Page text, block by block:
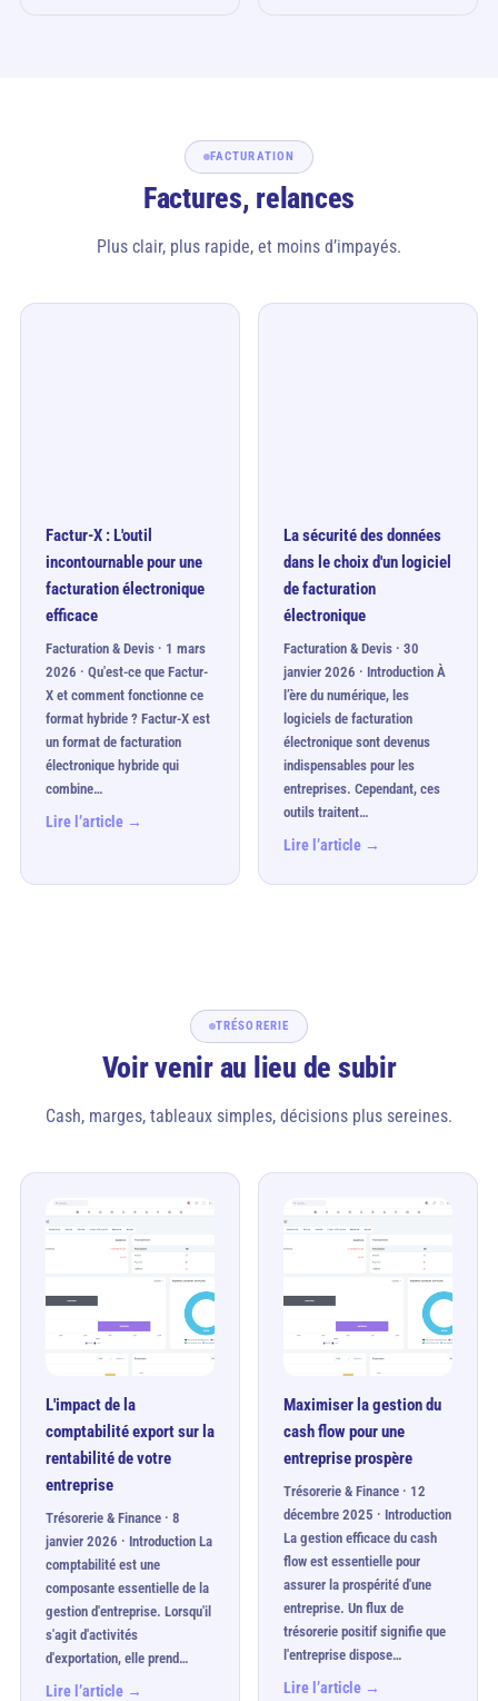
FACTURATION
Factures, relances
Plus clair, plus rapide, et moins d’impayés.
Factur-X : L'outil
incontournable pour une
facturation électronique
efficace
Facturation & Devis · 1 mars
2026 · Qu'est-ce que Factur-
X et comment fonctionne ce
format hybride ? Factur-X est
un format de facturation
électronique hybride qui
combine…
Lire l’article →
La sécurité des données
dans le choix d'un logiciel
de facturation
électronique
Facturation & Devis · 30
janvier 2026 · Introduction À
l’ère du numérique, les
logiciels de facturation
électronique sont devenus
indispensables pour les
entreprises. Cependant, ces
outils traitent…
Lire l’article →
TRÉSORERIE
Voir venir au lieu de subir
Cash, marges, tableaux simples, décisions plus sereines.
L'impact de la
comptabilité export sur la
rentabilité de votre
entreprise
Trésorerie & Finance · 8
janvier 2026 · Introduction La
comptabilité est une
composante essentielle de la
gestion d'entreprise. Lorsqu'il
s'agit d'activités
d'exportation, elle prend…
Lire l’article →
Maximiser la gestion du
cash flow pour une
entreprise prospère
Trésorerie & Finance · 12
décembre 2025 · Introduction
La gestion efficace du cash
flow est essentielle pour
assurer la prospérité d'une
entreprise. Un flux de
trésorerie positif signifie que
l'entreprise dispose…
Lire l’article →